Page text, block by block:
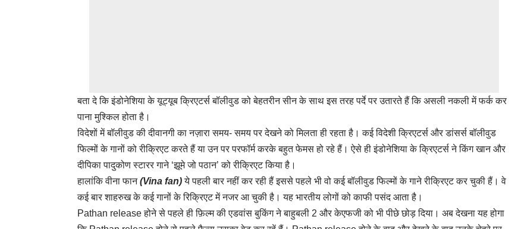
बता दे कि इंडोनेशिया के यूट्यूब क्रिएटर्स बॉलीवुड को बेहतरीन सीन के साथ इस तरह पर्दे पर उतारते हैं कि असली नकली में फर्क कर
पाना मुश्किल होता है।
विदेशों में बॉलीवुड की दीवानगी का नज़ारा समय- समय पर देखने को मिलता ही रहता है। कई विदेशी क्रिएटर्स और डांसर्स बॉलीवुड
फिल्मों के गानों को रीक्रिएट करते हैं या उन पर परफॉर्म करके बहुत फेमस हो रहे हैं। ऐसे ही इंडोनेशिया के क्रिएटर्स ने किंग खान और
दीपिका पादुकोण स्टारर गाने ‘झूमे जो पठान’ को रीक्रिएट किया है।
हालांकि वीना फान(Vina fan)ये पहली बार नहीं कर रही हैं इससे पहले भी वो कई बॉलीवुड फिल्मों के गाने रीक्रिएट कर चुकी हैं। वे
कई बार शाहरुख के कई गानों के रिक्रिएट में नजर आ चुकी है। यह भारतीय लोगों को काफी पसंद आता है।
Pathan release होने से पहले ही फ़िल्म की एडवांस बुकिंग ने बाहुबली 2 और केएफजी को भी पीछे छोड़ दिया। अब देखना यह होगा